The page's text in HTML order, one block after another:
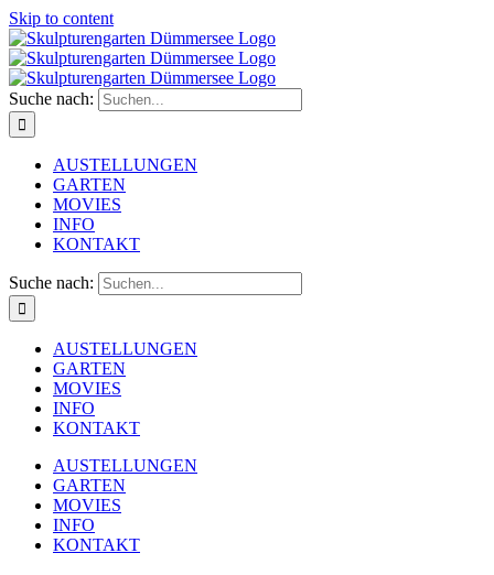
Skip to content
Suche nach:
AUSTELLUNGEN
GARTEN
MOVIES
INFO
KONTAKT
Suche nach:
AUSTELLUNGEN
GARTEN
MOVIES
INFO
KONTAKT
AUSTELLUNGEN
GARTEN
MOVIES
INFO
KONTAKT